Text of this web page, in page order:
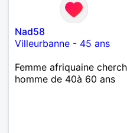
Nad58
Villeurbanne - 45 ans
Femme afriquaine
homme de 40à 60 ans